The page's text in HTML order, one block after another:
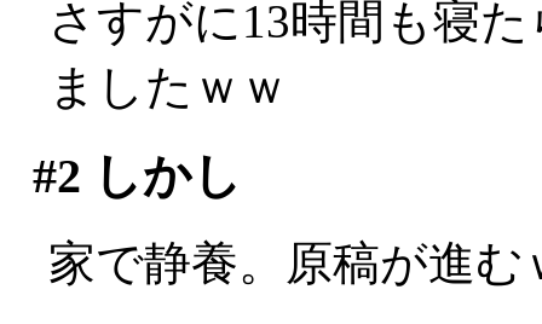
さすがに13時間も寝
ましたｗｗ
#2 しかし
家で静養。原稿が進む